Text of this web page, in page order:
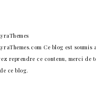
Ce blog est
reprendre ce contenu, merci de
ce blog.